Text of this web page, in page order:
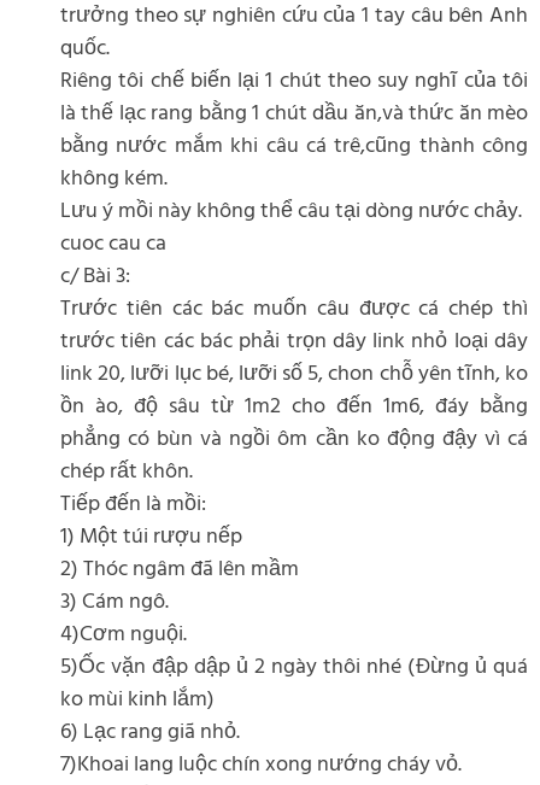
trưởng theo sự nghiên cứu của 1 tay câu bên Anh
quốc.
Riêng tôi chế biến lại 1 chút theo suy nghĩ của tôi
là thế lạc rang bằng 1 chút dầu ăn,và thức ăn mèo
bằng nước mắm khi câu cá trê,cũng thành công
không kém.
Lưu ý mồi này không thể câu tại dòng nước chảy.
cuoc cau ca
c/ Bài 3:
Trước tiên các bác muốn câu được cá chép thì
trước tiên các bác phải trọn dây link nhỏ loại dây
link 20, lưỡi lục bé, lưỡi số 5, chon chỗ yên tĩnh, ko
ồn ào, độ sâu từ 1m2 cho đến 1m6, đáy bằng
phẳng có bùn và ngồi ôm cần ko động đậy vì cá
chép rất khôn.
Tiếp đến là mồi:
1) Một túi rượu nếp
2) Thóc ngâm đã lên mầm
3) Cám ngô.
4)Cơm nguội.
5)Ốc vặn đập dập ủ 2 ngày thôi nhé (Đừng ủ quá
ko mùi kinh lắm)
6) Lạc rang giã nhỏ.
7)Khoai lang luộc chín xong nướng cháy vỏ.